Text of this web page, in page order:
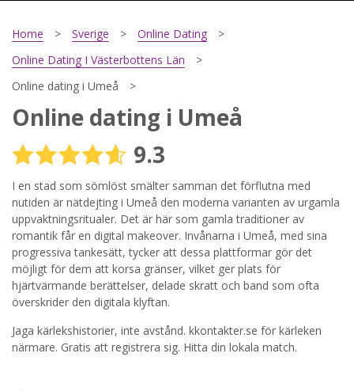
Steg
Din mailadress?
Genom att registrera godkänner jagVillkorenoch
Sekretesspolicyn. Jag godkänner att ta emot information och
reklam via e-post från hemsidans operatörer. Jag kan dra
tillbaka godkännande när jag vill.
STARTA NU!
Home Sverige
Online Dating
Online Dating I Västerbottens Län
Online dating i Umeå
Online dating i Umeå
9.3
I en stad som sömlöst smälter samman det förflutna med
nutiden är nätdejting i Umeå den moderna varianten av urgamla
uppvaktningsritualer. Det är här som gamla traditioner av
romantik får en digital makeover. Invånarna i Umeå, med sina
progressiva tankesätt, tycker att dessa plattformar gör det
möjligt för dem att korsa gränser, vilket ger plats för
hjärtvärmande berättelser, delade skratt och band som ofta
överskrider den digitala klyftan.
Jaga kärlekshistorier, inte avstånd. kkontakter.se för kärleken
närmare. Gratis att registrera sig. Hitta din lokala match.